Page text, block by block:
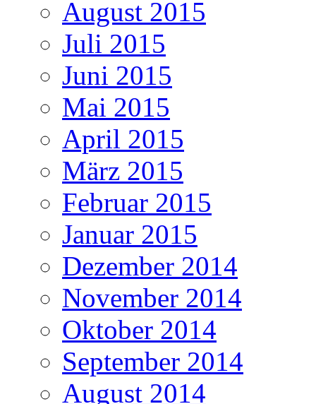
August 2015
Juli 2015
Juni 2015
Mai 2015
April 2015
März 2015
Februar 2015
Januar 2015
Dezember 2014
November 2014
Oktober 2014
September 2014
August 2014